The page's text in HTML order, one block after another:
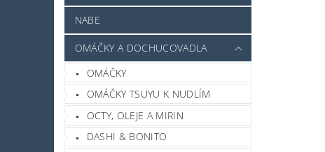
NABE
OMÁČKY A DOCHUCOVADLA
OMÁČKY
OMÁČKY TSUYU K NUDLÍM
OCTY, OLEJE A MIRIN
DASHI & BONITO